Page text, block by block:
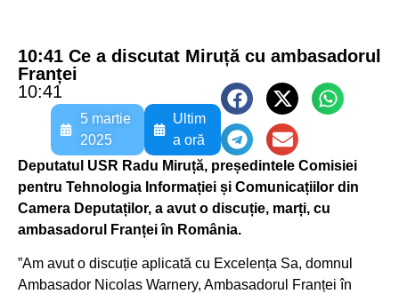
10:41 Ce a discutat Miruță cu ambasadorul
Franței
10:41
5 martie
2025
Ultim
a oră
Deputatul USR Radu Miruță, președintele Comisiei
pentru Tehnologia Informației și Comunicațiilor din
Camera Deputaților, a avut o discuție, marți, cu
ambasadorul Franței în România.
”Am avut o discuție aplicată cu Excelența Sa, domnul
Ambasador Nicolas Warnery, Ambasadorul Franței în